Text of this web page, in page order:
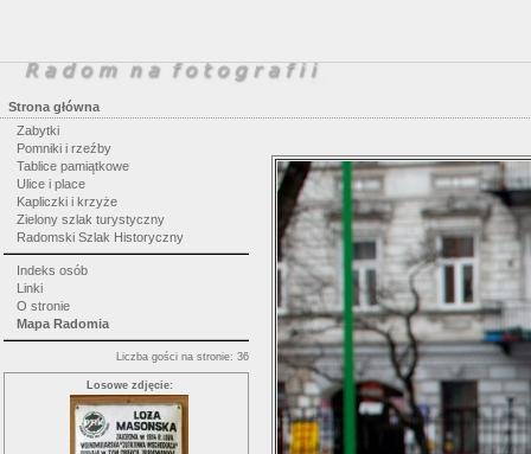
Strona główna
Zabytki
Pomniki i rzeźby
Tablice pamiątkowe
Ulice i place
Kapliczki i krzyże
Zielony szlak turystyczny
Radomski Szlak Historyczny
Indeks osób
Linki
O stronie
Mapa Radomia
Liczba gości na stronie: 36
Losowe zdjęcie: